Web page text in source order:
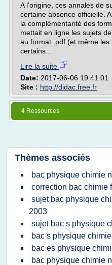
A l'origine, ces annales de
certaine absence officielle.
la complémentarité des
mettait en ligne les sujets
au format .pdf (et même
certains...
Lire la suite
Date: 2017-06-06 19:41:01
Site : http://didac.free.fr
4 Ressources
Thèmes associés
bac physique chimie
correction bac chimie
sujet bac physique
2003
sujet bac s physique
bac s physique
bac es physique
bac physique chimie